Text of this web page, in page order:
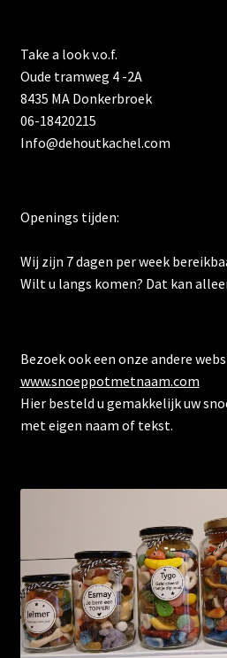
Take a look v.o.f.
Oude tramweg 4 -2A
8435 MA Donkerbroek
06-18420215
Info@dehoutkachel.com
Openings tijden:
Wij zijn 7 dagen per week
Wilt u langs komen? Dat kan
Bezoek ook een onze andere
www.snoeppotmetnaam.com
Hier besteld u gemakkelijk uw
met eigen naam of tekst.